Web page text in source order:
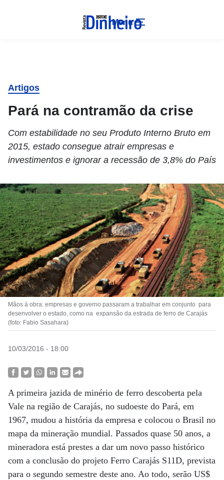
Menu
Artigos
Pará na contramão da crise
Com estabilidade no seu Produto Interno Bruto em
2015, estado consegue atrair empresas e
investimentos e ignorar a recessão de 3,8% do País
Mãos à obra: empresas e governo passaram a trabalhar em conjunto para
desenvolver o estado, como na expansão da estrada de ferro de Carajás
(foto: Fabio Sasahara)
10/03/2016 - 18:00
A primeira jazida de minério de ferro descoberta pela
Vale na região de Carajás, no sudoeste do Pará, em
1967, mudou a história da empresa e colocou o Brasil no
mapa da mineração mundial. Passados quase 50 anos, a
mineradora está prestes a dar um novo passo histórico
com a conclusão do projeto Ferro Carajás S11D, prevista
para o segundo semestre deste ano. Ao todo, serão US$